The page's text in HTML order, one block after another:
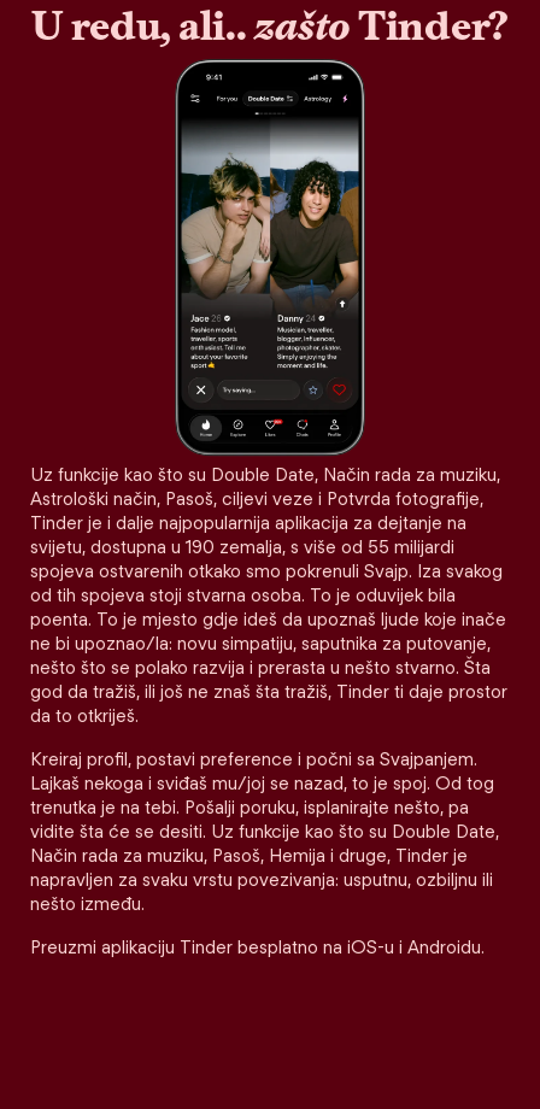
U redu, ali..zaštoTinder?
Uz funkcije kao što su Double Date, Način rada za muziku,
Astrološki način, Pasoš, ciljevi veze i Potvrda fotografije,
Tinder je i dalje najpopularnija aplikacija za dejtanje na
svijetu, dostupna u 190 zemalja, s više od 55 milijardi
spojeva ostvarenih otkako smo pokrenuli Svajp. Iza svakog
od tih spojeva stoji stvarna osoba. To je oduvijek bila
poenta. To je mjesto gdje ideš da upoznaš ljude koje inače
ne bi upoznao/la: novu simpatiju, saputnika za putovanje,
nešto što se polako razvija i prerasta u nešto stvarno. Šta
god da tražiš, ili još ne znaš šta tražiš, Tinder ti daje prostor
da to otkriješ.
Kreiraj profil, postavi preference i počni sa Svajpanjem.
Lajkaš nekoga i sviđaš mu/joj se nazad, to je spoj. Od tog
trenutka je na tebi. Pošalji poruku, isplanirajte nešto, pa
vidite šta će se desiti. Uz funkcije kao što su Double Date,
Način rada za muziku, Pasoš, Hemija i druge, Tinder je
napravljen za svaku vrstu povezivanja: usputnu, ozbiljnu ili
nešto između.
Preuzmi aplikaciju Tinder besplatno na iOS-u i Androidu.